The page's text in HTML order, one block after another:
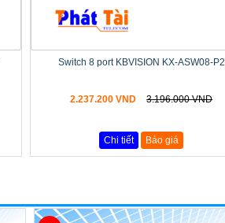
Switch 8 port KBVISION KX-ASW08-P2
2.237.200 VND 3.196.000 VND
Chi tiết Báo giá